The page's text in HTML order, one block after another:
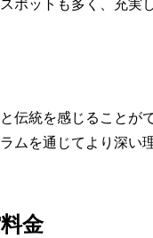
ポットも多く、充実
伝統を感じることが
ムを通じてより深い
金